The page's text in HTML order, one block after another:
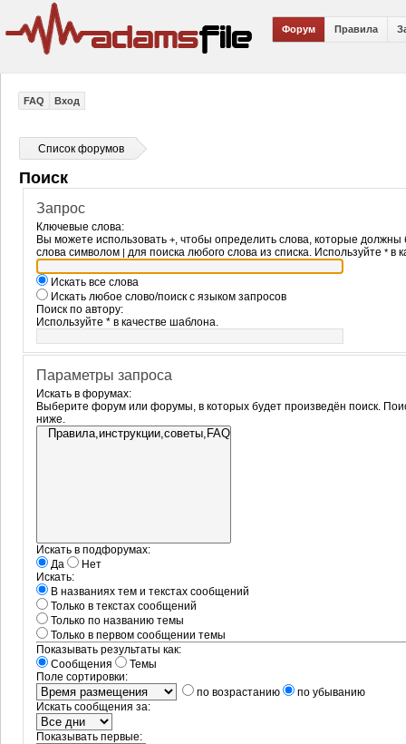
Форум Правила
FAQ Вход
Список форумов
Поиск
Запрос
Ключевые слова:
Вы можете использовать +, чтобы определить слова, которые должны
слова символом | для поиска любого слова из списка. Используйте * в
Искать все слова
Искать любое слово/поиск с языком запросов
Поиск по автору:
Используйте * в качестве шаблона.
Параметры запроса
Искать в форумах:
Выберите форум или форумы, в которых будет произведён поиск.
ниже.
Искать в подфорумах:
Да
Нет
Искать:
В названиях тем и текстах сообщений
Только в текстах сообщений
Только по названию темы
Только в первом сообщении темы
Показывать результаты как:
Сообщения
Темы
Поле сортировки:
по возрастанию
по убыванию
Искать сообщения за:
Показывать первые: